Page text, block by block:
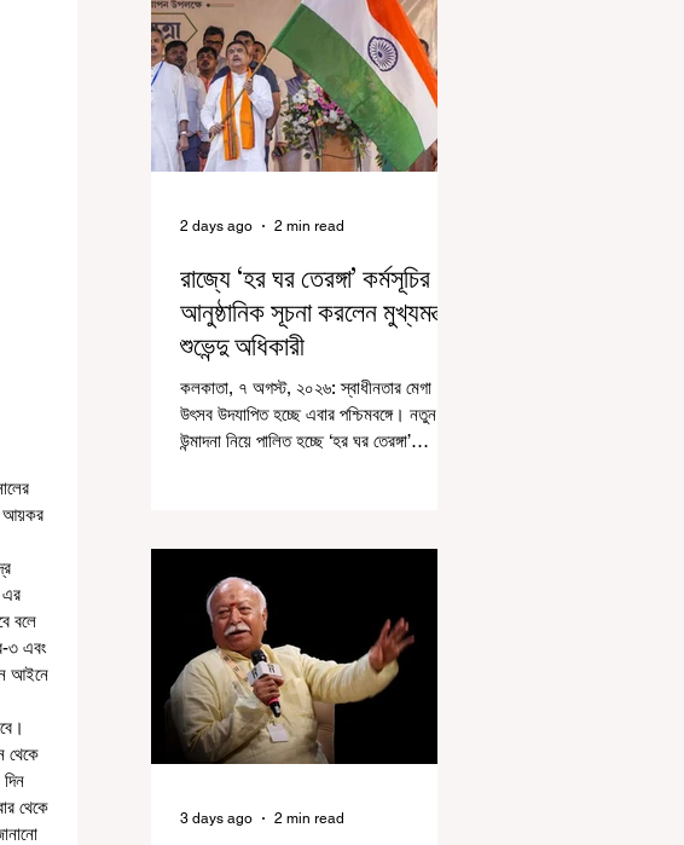
আয়কর
এর
বলে
৩ এবং
আইনে
থেকে
থেকে
রাজ্যে ‘হর ঘর তেরঙ্গা’ কর্মসূচির
আনুষ্ঠানিক সূচনা করলেন মুখ্যমন্ত্রী
শুভেন্দু অধিকারী
কলকাতা, ৭ অগস্ট, ২০২৬: স্বাধীনতার মেগা
উৎসব উদযাপিত হচ্ছে এবার পশ্চিমবঙ্গে। নতুন
উন্মাদনা নিয়ে পালিত হচ্ছে ‘হর ঘর তেরঙ্গা’
পদযাত্রার রেশ সেভাবে পড়েনি। শুক্রবার কলকাতা
সার্ভে বিল্ডিংয়ের সামনে থেকে হাজরা মোড় পর্যন্ত
তেরঙ্গা যাত্রায় অংশ নিয়ে সেই কর্মসূচির আনুষ্ঠানিক
সূচনা করলেন মুখ্যমন্ত্রী শুভেন্দু অধিকারী। শুক্রবার
মিছিলে মুখ্যমন্ত্রীর
2 days ago 2 min read
3 days ago 2 min read